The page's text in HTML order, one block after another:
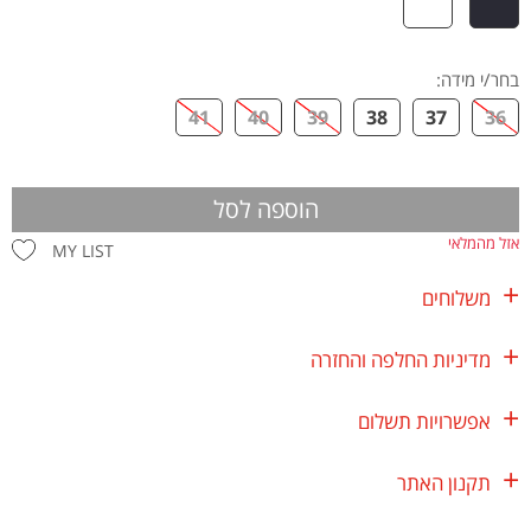
בחר/י מידה:
36
37
38
39
40
41
הוספה לסל
MY LIST אזל מהמלאי
משלוחים
מדיניות החלפה והחזרה
אפשרויות תשלום
תקנון האתר